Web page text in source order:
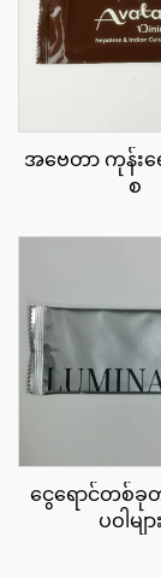
အဗေတာ ကုန်း
စ
ငွေရောင်တစ်
ပဝါမျာ